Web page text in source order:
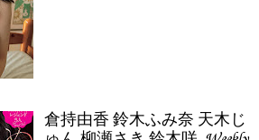
倉持由香 鈴木ふみ奈 天木じ